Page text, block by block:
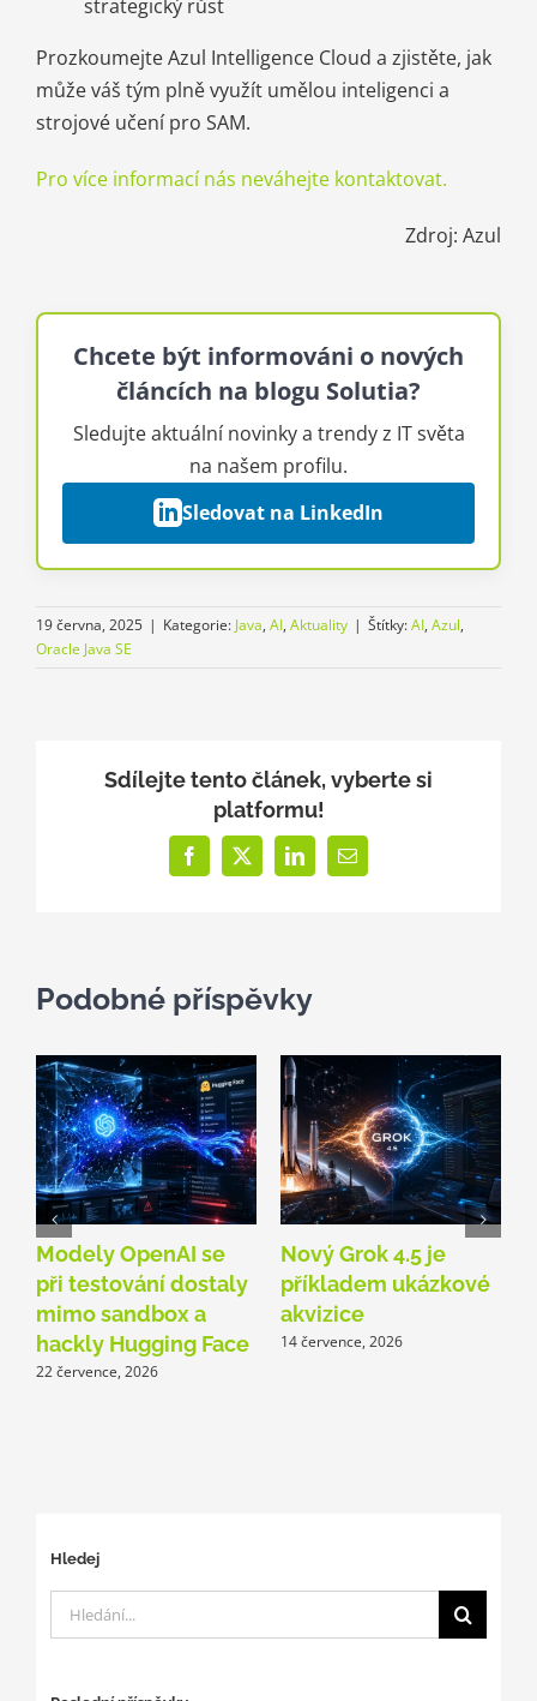
strategický růst
Prozkoumejte Azul Intelligence Cloud a zjistěte, jak
může váš tým plně využít umělou inteligenci a
strojové učení pro SAM.
Pro více informací nás neváhejte kontaktovat.
Zdroj: Azul
Chcete být informováni o nových
článcích na blogu Solutia?
Sledujte aktuální novinky a trendy z IT světa
na našem profilu.
Sledovat na LinkedIn
19 června, 2025 | Kategorie: Java, AI, Aktuality | Štítky:AI, Azul,
Oracle Java SE
Sdílejte tento článek, vyberte si
platformu!
Facebook
X LinkedIn
E-
mail
Podobné příspěvky
Modely OpenAI se
při testování dostaly
mimo sandbox a
hackly Hugging Face
22 července, 2026
Nový Grok 4.5 je
příkladem ukázkové
akvizice
14 července, 2026
Hledej
Hledat: